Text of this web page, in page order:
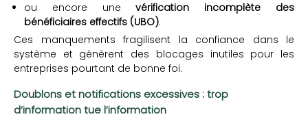
ou encore unevérification incomplète des
bénéficiaires effectifs (UBO).
Ces manquements fragilisent la confiance dans le
système et génèrent des blocages inutiles pour les
entreprises pourtant de bonne foi.
Doublons et notifications excessives : trop
d’information tue l’information